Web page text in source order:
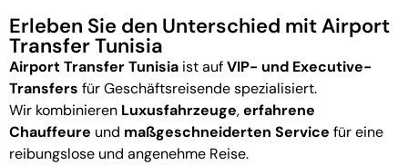
Erleben Sie den Unterschied mit Airport
Transfer Tunisia
Airport Transfer Tunisia ist aufVIP- und Executive-
Transfers für Geschäftsreisende spezialisiert.
Wir kombinieren Luxusfahrzeuge,erfahrene
Chauffeure und maßgeschneiderten Service für eine
reibungslose und angenehme Reise.